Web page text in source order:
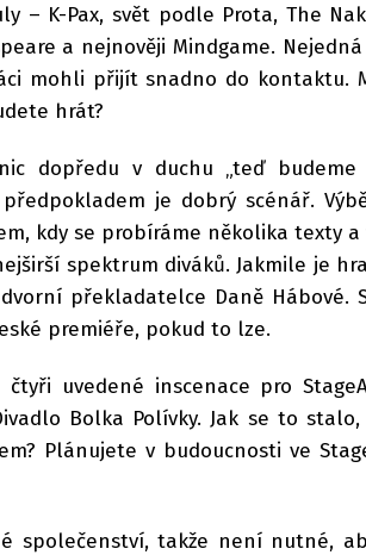
– K-Pax, svět podle Prota, The
a nejnověji Mindgame.
mohli přijít snadno do kontaktu.
hrát?
dopředu v duchu „teď
je dobrý scénář.
kdy se probíráme několika texty
spektrum diváků. Jakmile je
překladatelce Daně Hábové.
premiéře, pokud to lze.
čtyři uvedené inscenace pro
Bolka Polívky. Jak se to
Plánujete v budoucnosti ve
společenství, takže není nutné,